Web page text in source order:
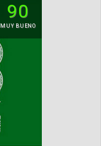
90
MUY BUENO